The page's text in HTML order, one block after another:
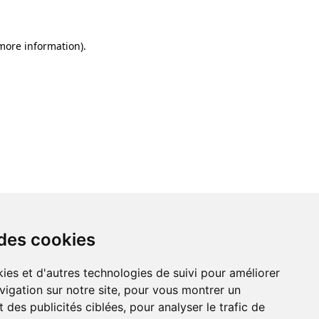
cookies
et d'autres technologies de suivi pour améliorer
sur notre site, pour vous montrer un
des publicités ciblées, pour analyser le trafic de
information).